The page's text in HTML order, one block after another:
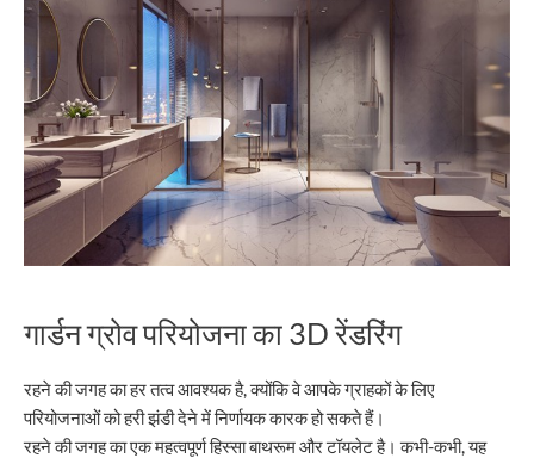
गार्डन ग्रोव परियोजना का 3D रेंडरिंग
रहने की जगह का हर तत्व आवश्यक है, क्योंकि वे आपके ग्राहकों के लिए
परियोजनाओं को हरी झंडी देने में निर्णायक कारक हो सकते हैं।
रहने की जगह का एक महत्वपूर्ण हिस्सा बाथरूम और टॉयलेट है। कभी-कभी, यह